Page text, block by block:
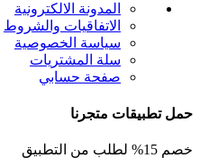
المدونة الالكترونية
الاتفاقيات والشروط
سياسة الخصوصية
سلة المشتريات
صفحة حسابي
حمل تطبيقات متجرنا
خصم 15% لطلب من التطبيق